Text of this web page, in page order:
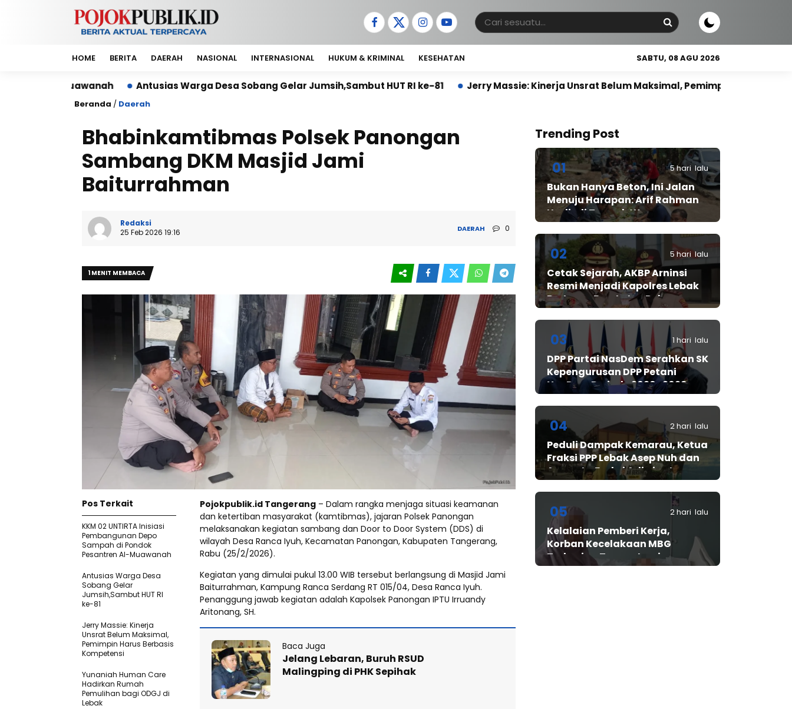
HOME BERITA DAERAH NASIONAL INTERNASIONAL HUKUM & KRIMINAL KESEHATAN SABTU, 08 AGU 2026
Antusias Warga Desa Sobang Gelar Jumsih,Sambut HUT RI ke-81 Jerry Massie: Kinerja Unsrat Belum Maksimal, Pemimpin Harus Berbasis
Beranda / Daerah
Bhabinkamtibmas Polsek Panongan
Sambang DKM Masjid Jami
Baiturrahman
Redaksi
25 Feb 2026 19:16
DAERAH 0
1 MENIT MEMBACA
Pojokpublik.id Tangerang – Dalam rangka menjaga situasi keamanan
dan ketertiban masyarakat (kamtibmas), jajaran Polsek Panongan
melaksanakan kegiatan sambang dan Door to Door System (DDS) di
wilayah Desa Ranca Iyuh, Kecamatan Panongan, Kabupaten Tangerang,
Rabu (25/2/2026).
Kegiatan yang dimulai pukul 13.00 WIB tersebut berlangsung di Masjid Jami
Baiturrahman, Kampung Ranca Serdang RT 015/04, Desa Ranca Iyuh.
Penanggung jawab kegiatan adalah Kapolsek Panongan IPTU Irruandy
Aritonang, SH.
Baca Juga
Jelang Lebaran, Buruh RSUD
Malingping di PHK Sepihak
Pos Terkait
KKM 02 UNTIRTA Inisiasi
Pembangunan Depo
Sampah di Pondok
Pesantren Al-Muawanah
Antusias Warga Desa
Sobang Gelar
Jumsih,Sambut HUT RI
ke-81
Jerry Massie: Kinerja
Unsrat Belum Maksimal,
Pemimpin Harus Berbasis
Kompetensi
Yunaniah Human Care
Hadirkan Rumah
Pemulihan bagi ODGJ di
Lebak
Trending Post
01 5 hari lalu
Bukan Hanya Beton, Ini Jalan
Menuju Harapan: Arif Rahman
Hadir di Tengah Warga
Cibadak
02 5 hari lalu
Cetak Sejarah, AKBP Arninsi
Resmi Menjadi Kapolres Lebak
Pertama Berstatus Polwan
03 1 hari lalu
DPP Partai NasDem Serahkan SK
Kepengurusan DPP Petani
NasDem Periode 2026–2029,
Arif Rahman, S.H. Resmi Pimpin
Nasdem
04 2 hari lalu
Peduli Dampak Kemarau, Ketua
Fraksi PPP Lebak Asep Nuh dan
Anggota Fraksi Adiwinata
Kusuma Salurkan Bantuan Air
Bintangresm
05 2 hari lalu
Kelalaian Pemberi Kerja,
Korban Kecelakaan MBG
Terbaring Tanpa Jaminan